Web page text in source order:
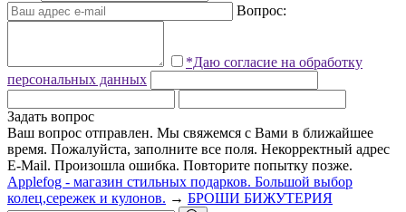
Вопрос:
*Даю согласие на обработку
персональных данных
Задать вопрос
Ваш вопрос отправлен. Мы свяжемся с Вами в ближайшее
время. Пожалуйста, заполните все поля. Некорректный адрес
E-Mail. Произошла ошибка. Повторите попытку позже.
Applefog - магазин стильных подарков. Большой выбор
колец,сережек и кулонов. → БРОШИ БИЖУТЕРИЯ